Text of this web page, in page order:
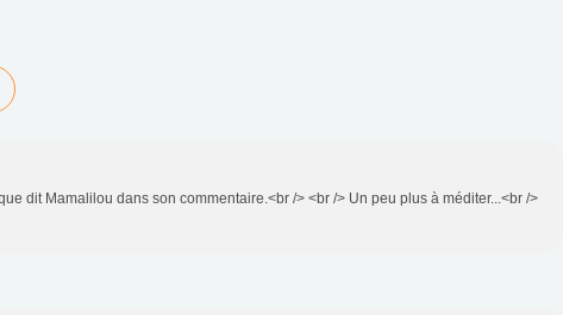
dit Mamalilou dans son commentaire.<br /> <br /> Un peu plus à méditer...<br />